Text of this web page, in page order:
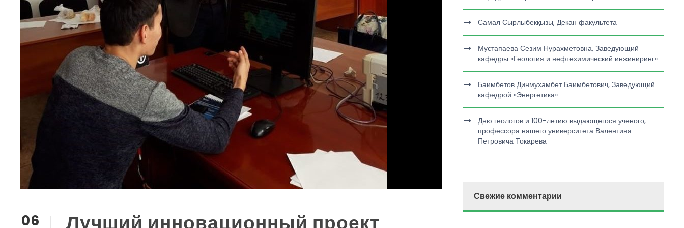
06
Самал Сырлыбекқызы, Декан факультета
Мустапаева Сезим Нурахметовна, Заведующий
кафедры «Геология и нефтехимический инжиниринг»
Баимбетов Динмухамбет Баимбетович, Заведующий
кафедрой «Энергетика»
Дню геологов и 100-летию выдающегося ученого,
профессора нашего университета Валентина
Петровича Токарева
Свежие комментарии